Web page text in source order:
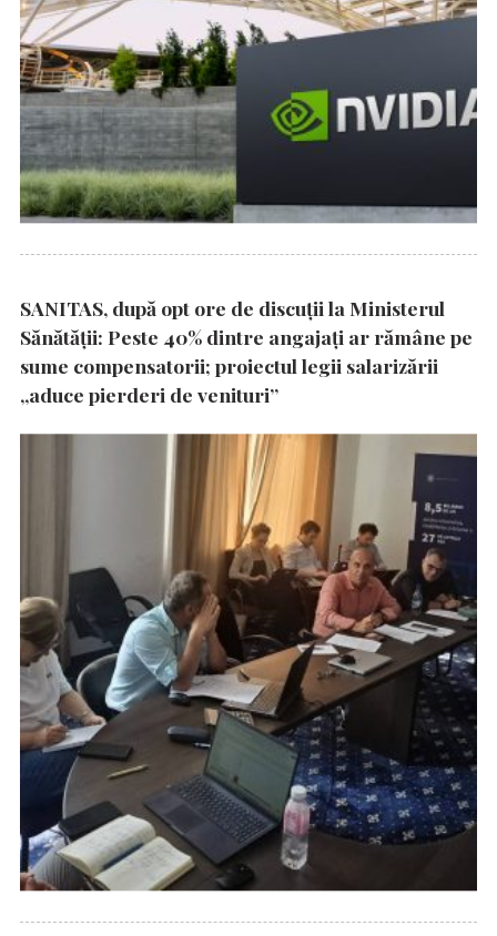
SANITAS, după opt ore de discuții la Ministerul
Sănătății: Peste 40% dintre angajați ar rămâne pe
sume compensatorii; proiectul legii salarizării
„aduce pierderi de venituri”